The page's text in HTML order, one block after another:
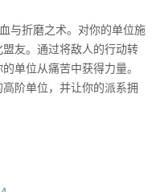
折磨之术。对你的单位施
友。通过将敌人的行动转
单位从痛苦中获得力量。
阶单位，并让你的派系拥